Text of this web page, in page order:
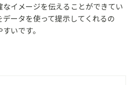
なイメージを伝えることができてい
データを使って提示してくれるの
いです。